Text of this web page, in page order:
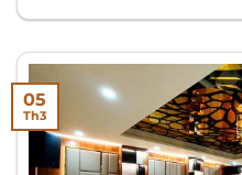
05
Th3